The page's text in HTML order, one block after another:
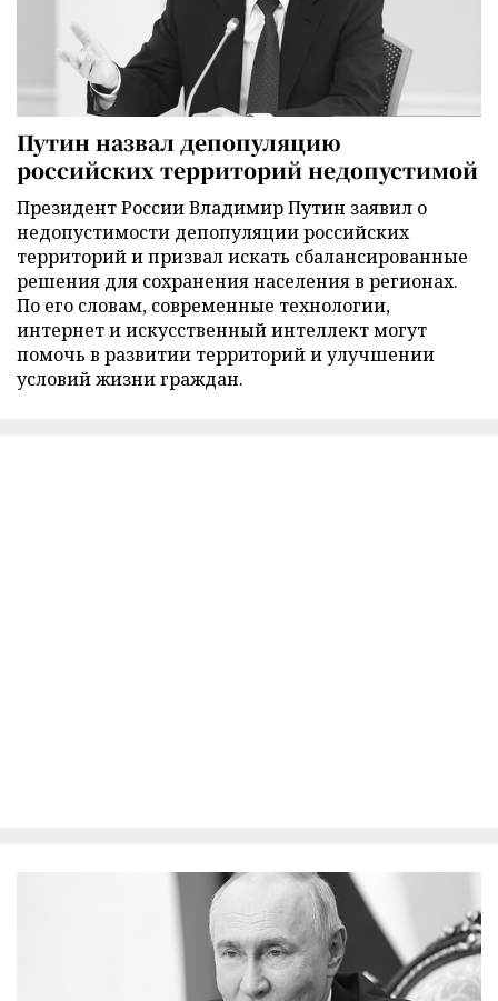
Путин назвал депопуляцию
российских территорий недопустимой
Президент России Владимир Путин заявил о
недопустимости депопуляции российских
территорий и призвал искать сбалансированные
решения для сохранения населения в регионах.
По его словам, современные технологии,
интернет и искусственный интеллект могут
помочь в развитии территорий и улучшении
условий жизни граждан.